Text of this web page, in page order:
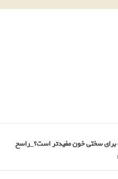
برای سختی خون مفیدتر است؟_راسخ